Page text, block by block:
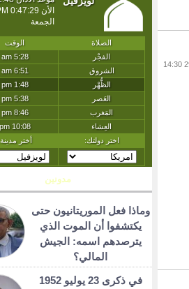
مدونين
وماذا فعل الموريتانيون حتى
يكتشفوا أن الموت الذي
يترصدهم اسمه: الجيش
المالي؟
في ذكرى 23 يوليو 1952